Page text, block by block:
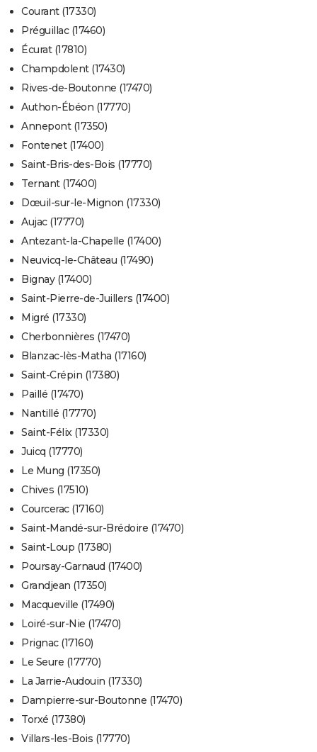
Courant (17330)
Préguillac (17460)
Écurat (17810)
Champdolent (17430)
Rives-de-Boutonne (17470)
Authon-Ébéon (17770)
Annepont (17350)
Fontenet (17400)
Saint-Bris-des-Bois (17770)
Ternant (17400)
Dœuil-sur-le-Mignon (17330)
Aujac (17770)
Antezant-la-Chapelle (17400)
Neuvicq-le-Château (17490)
Bignay (17400)
Saint-Pierre-de-Juillers (17400)
Migré (17330)
Cherbonnières (17470)
Blanzac-lès-Matha (17160)
Saint-Crépin (17380)
Paillé (17470)
Nantillé (17770)
Saint-Félix (17330)
Juicq (17770)
Le Mung (17350)
Chives (17510)
Courcerac (17160)
Saint-Mandé-sur-Brédoire (17470)
Saint-Loup (17380)
Poursay-Garnaud (17400)
Grandjean (17350)
Macqueville (17490)
Loiré-sur-Nie (17470)
Prignac (17160)
Le Seure (17770)
La Jarrie-Audouin (17330)
Dampierre-sur-Boutonne (17470)
Torxé (17380)
Villars-les-Bois (17770)